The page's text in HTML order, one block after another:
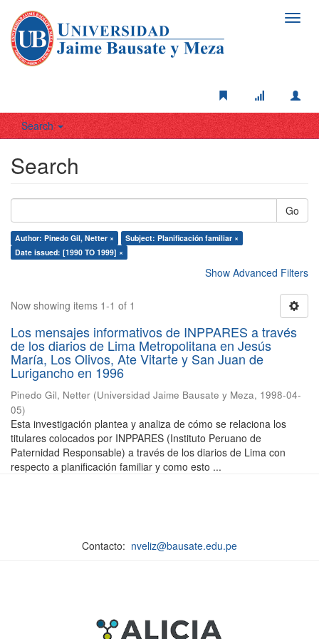
Search
Search
Go
Author: Pinedo Gil, Netter ×
Subject: Planificación familiar ×
Date issued: [1990 TO 1999] ×
Show Advanced Filters
Now showing items 1-1 of 1
Los mensajes informativos de INPPARES a través
de los diarios de Lima Metropolitana en Jesús
María, Los Olivos, Ate Vitarte y San Juan de
Lurigancho en 1996
Pinedo Gil, Netter (Universidad Jaime Bausate y Meza, 1998-04-
05)
Esta investigación plantea y analiza de cómo se relaciona los
titulares colocados por INPPARES (Instituto Peruano de
Paternidad Responsable) a través de los diarios de Lima con
respecto a planificación familiar y como esto ...
Contacto: nveliz@bausate.edu.pe